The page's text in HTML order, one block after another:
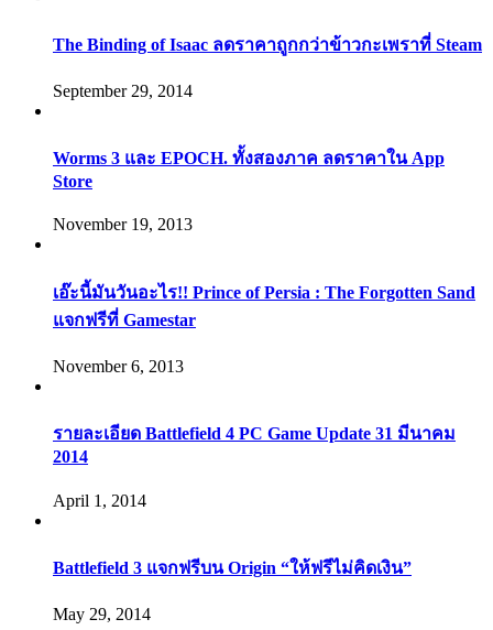
The Binding of Isaac ลดราคาถูกกว่าข้าวกะเพราที่ Steam
September 29, 2014
Worms 3 และ EPOCH. ทั้งสองภาค ลดราคาใน App
Store
November 19, 2013
เอ๊ะนี้มันวันอะไร!! Prince of Persia : The Forgotten Sand
แจกฟรีที่ Gamestar
November 6, 2013
รายละเอียด Battlefield 4 PC Game Update 31 มีนาคม
2014
April 1, 2014
Battlefield 3 แจกฟรีบน Origin “ให้ฟรีไม่คิดเงิน”
May 29, 2014